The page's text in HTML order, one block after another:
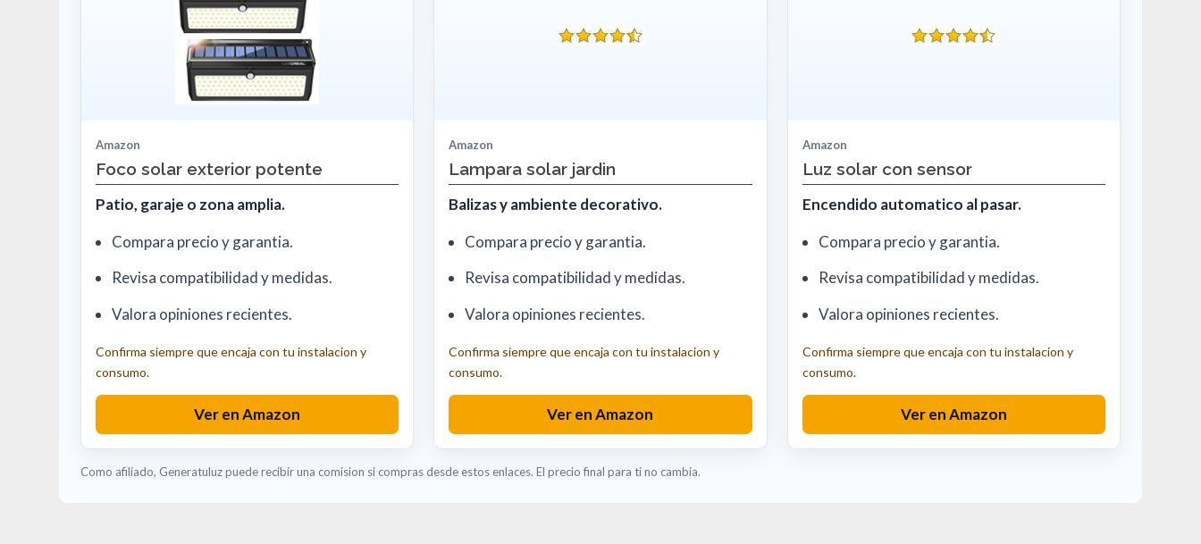
Amazon
Foco solar exterior potente
Patio, garaje o zona amplia.
Compara precio y garantia.
Revisa compatibilidad y medidas.
Valora opiniones recientes.
Confirma siempre que encaja con tu instalacion y
consumo.
Ver en Amazon
Amazon
Lampara solar jardin
Balizas y ambiente decorativo.
Compara precio y garantia.
Revisa compatibilidad y medidas.
Valora opiniones recientes.
Confirma siempre que encaja con tu instalacion y
consumo.
Ver en Amazon
Amazon
Luz solar con sensor
Encendido automatico al pasar.
Compara precio y garantia.
Revisa compatibilidad y medidas.
Valora opiniones recientes.
Confirma siempre que encaja con tu instalacion y
consumo.
Ver en Amazon
Como afiliado, Generatuluz puede recibir una comision si compras desde estos enlaces. El precio final para ti no cambia.